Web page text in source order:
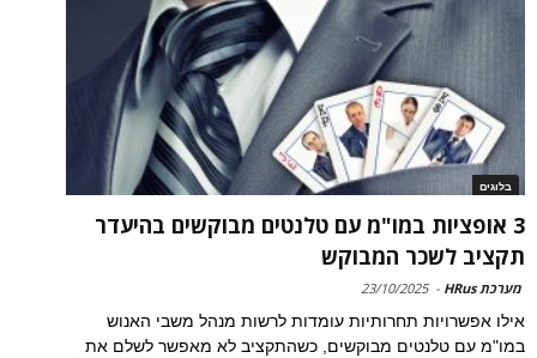
בלוגים
3 אופציות במו"מ עם טלנטים מבוקשים בהיעדר
תקציב לשכר המבוקש
מערכת HRus -
23/10/2025
אילו אפשרויות תחרותיות עומדות לרשות מנהל משבי האנוש
במו"מ עם טלנטים מבוקשים, כשהתקציב לא מאפשר לשלם את